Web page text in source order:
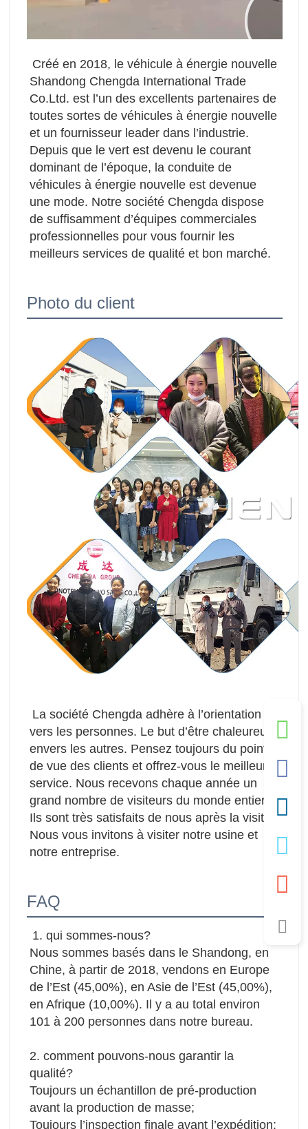
Créé en 2018, le véhicule à énergie nouvelle
Shandong Chengda International Trade
Co.Ltd. est l’un des excellents partenaires de
toutes sortes de véhicules à énergie nouvelle
et un fournisseur leader dans l’industrie.
Depuis que le vert est devenu le courant
dominant de l’époque, la conduite de
véhicules à énergie nouvelle est devenue
une mode. Notre société Chengda dispose
de suffisamment d’équipes commerciales
professionnelles pour vous fournir les
meilleurs services de qualité et bon marché.
Photo du client
La société Chengda adhère à l’orientation
vers les personnes. Le but d’être chaleureux
envers les autres. Pensez toujours du point
de vue des clients et offrez-vous le meilleur
service. Nous recevons chaque année un
grand nombre de visiteurs du monde entier.
Ils sont très satisfaits de nous après la visite.
Nous vous invitons à visiter notre usine et
notre entreprise.
FAQ
1. qui sommes-nous?
Nous sommes basés dans le Shandong, en
Chine, à partir de 2018, vendons en Europe
de l’Est (45,00%), en Asie de l’Est (45,00%),
en Afrique (10,00%). Il y a au total environ
101 à 200 personnes dans notre bureau.
2. comment pouvons-nous garantir la
qualité?
Toujours un échantillon de pré-production
avant la production de masse;
Toujours l’inspection finale avant l’expédition;